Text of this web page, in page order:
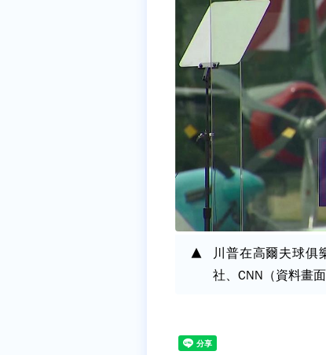
川普在高爾夫球俱
社、CNN（資料畫面